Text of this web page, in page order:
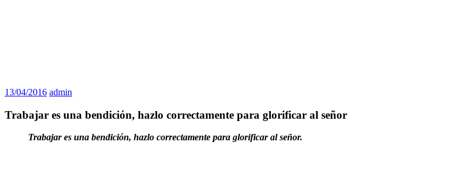
13/04/2016 admin
Trabajar es una bendición, hazlo correctamente para glorificar al señor
Trabajar es una bendición, hazlo correctamente para glorificar al señor.